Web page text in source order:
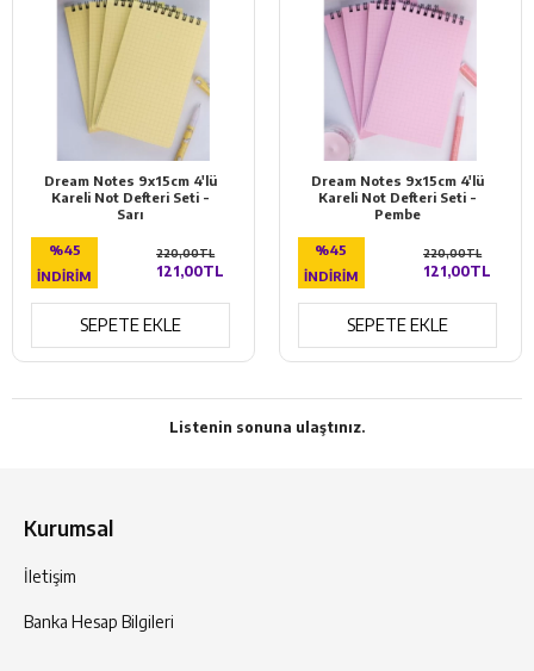
Dream Notes 9x15cm 4'lü
Kareli Not Defteri Seti -
Sarı
%45
İNDIRIM
121,00TL
220,00TL
SEPETE EKLE
Dream Notes 9x15cm 4'lü
Kareli Not Defteri Seti -
Pembe
%45
İNDIRIM
121,00TL
220,00TL
SEPETE EKLE
Listenin sonuna ulaştınız.
Kurumsal
İletişim
Banka Hesap Bilgileri